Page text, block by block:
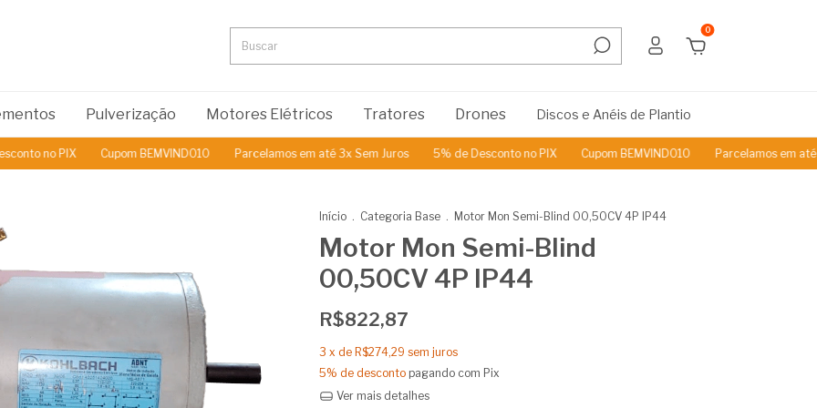
0
Pulverização Motores Elétricos Tratores Drones Discos e Anéis de Plantio
no PIX Cupom BEMVINDO10 Parcelamos em até 3x Sem Juros 5% de Desconto no PIX Cupom BEMVINDO10 Parcelamos em até 3x
Início . Categoria Base . Motor Mon Semi-Blind 00,50CV 4P IP44
Motor Mon Semi-Blind
00,50CV 4P IP44
R$822,87
3 x de R$274,29 sem juros
5% de desconto pagando com Pix
Ver mais detalhes